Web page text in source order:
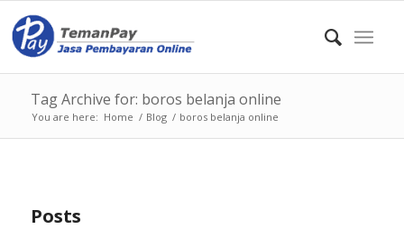
Tag Archive for: boros belanja online
You are here: Home / Blog / boros belanja online
Posts